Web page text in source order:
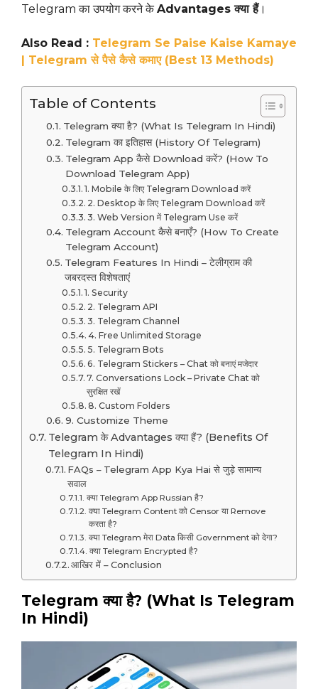
Telegram का उपयोग करने केAdvantages क्या हैं।
Also Read : Telegram Se Paise Kaise Kamaye
| Telegram से पैसे कैसे कमाए (Best 13 Methods)
Table of Contents
Telegram क्या है? (What Is Telegram In Hindi)
Telegram का इतिहास (History Of Telegram)
Telegram App कैसे Download करें? (How To
Download Telegram App)
1. Mobile के लिए Telegram Download करें
2. Desktop के लिए Telegram Download करें
3. Web Version में Telegram Use करें
Telegram Account कैसे बनाएँ? (How To Create
Telegram Account)
Telegram Features In Hindi – टेलीग्राम की
जबरदस्त विशेषताएं
1. Security
2. Telegram API
3. Telegram Channel
4. Free Unlimited Storage
5. Telegram Bots
6. Telegram Stickers – Chat को बनाएं मजेदार
7. Conversations Lock – Private Chat को
सुरक्षित रखें
8. Custom Folders
9. Customize Theme
Telegram के Advantages क्या हैं? (Benefits Of
Telegram In Hindi)
FAQs – Telegram App Kya Hai से जुड़े सामान्य
सवाल
क्या Telegram App Russian है?
क्या Telegram Content को Censor या Remove
करता है?
क्या Telegram मेरा Data किसी Government को देगा?
क्या Telegram Encrypted है?
आखिर में – Conclusion
Telegram क्या है? (What Is Telegram
In Hindi)